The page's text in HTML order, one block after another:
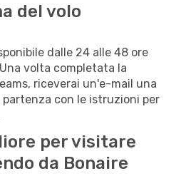
del volo
dalle 24 alle 48 ore
volta completata la
riceverai un'e-mail una
con le istruzioni per
per visitare
da Bonaire